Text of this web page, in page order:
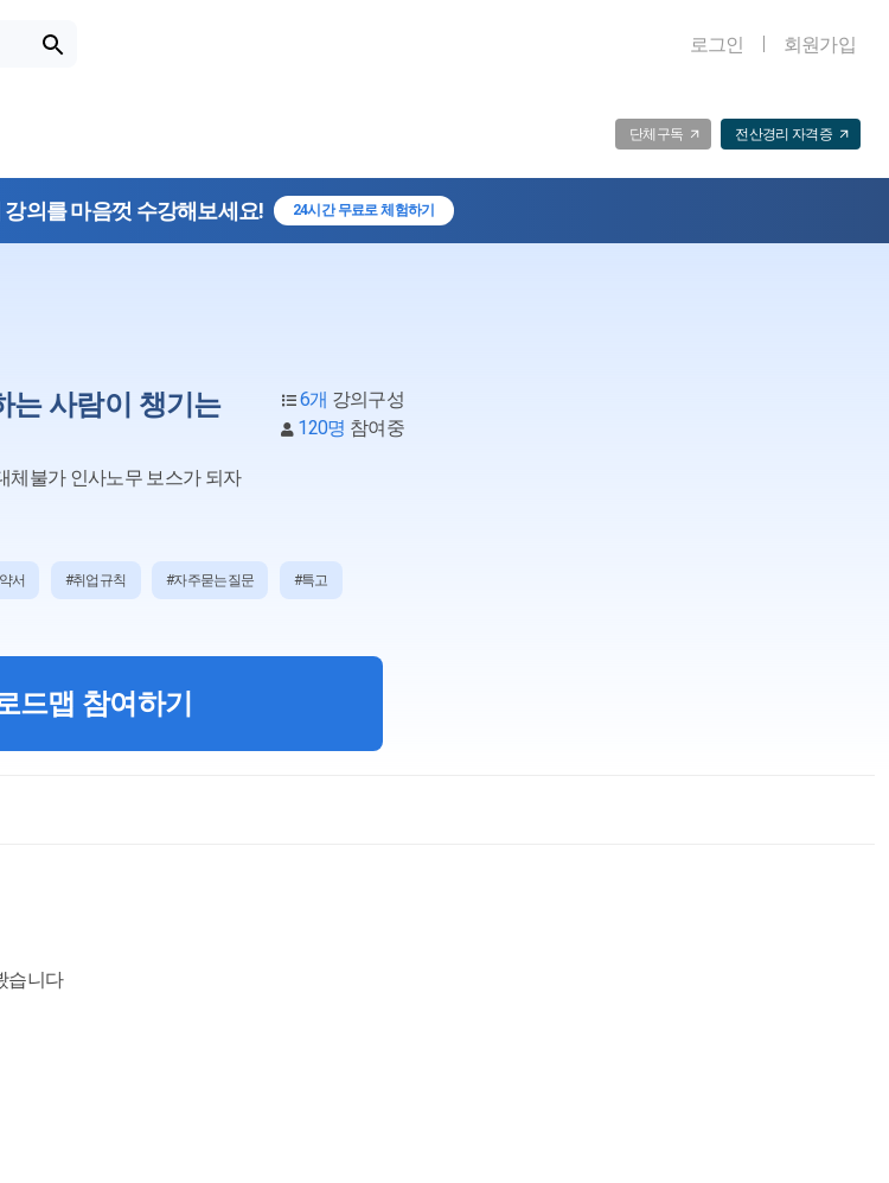
로그인 회원가입
단체구독 전산경리 자격증
의를 마음껏 수강해보세요! 24시간 무료로 체험하기
는 사람이 챙기는
체불가 인사노무 보스가 되자
6개 강의구성
120명 참여중
서 #취업규칙 #자주묻는질문 #특고
드맵 참여하기
습니다